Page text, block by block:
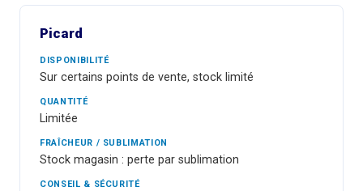
Picard
DISPONIBILITÉ
Sur certains points de vente, stock limité
QUANTITÉ
Limitée
FRAÎCHEUR / SUBLIMATION
Stock magasin : perte par sublimation
CONSEIL & SÉCURITÉ